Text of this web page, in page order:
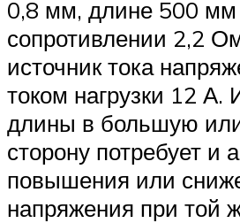
0,8 мм, длине 500 мм
сопротивлении 2,2
источник тока
током нагрузки 12 А.
длины в большую
сторону потребует и
повышения или
напряжения при той